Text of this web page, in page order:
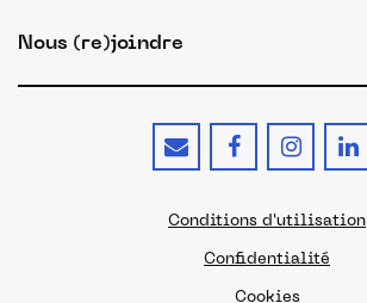
Nous (re)joindre
Conditions d'utilisation
Confidentialité
Cookies